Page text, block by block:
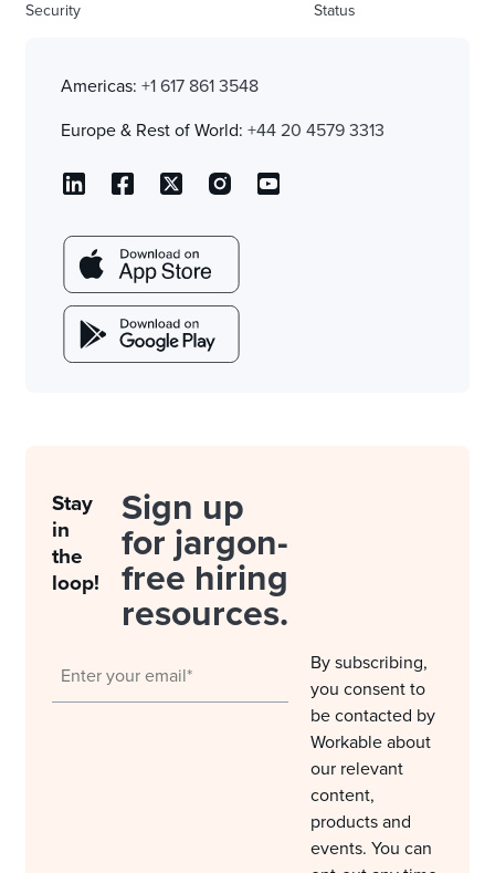
Security Status
Americas: +1 617 861 3548
Europe & Rest of World: +44 20 4579 3313
Stay
in
the
loop!
Sign up
for jargon-
free hiring
resources.
By subscribing,
you consent to
be contacted by
Workable about
our relevant
content,
products and
events. You can